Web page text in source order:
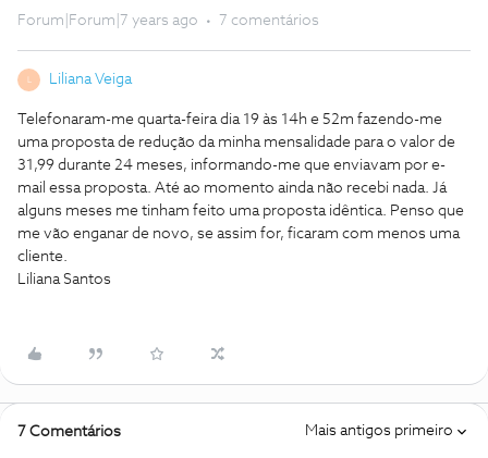
Forum|Forum|7 years ago 7 comentários
Liliana Veiga
Telefonaram-me quarta-feira dia 19 às 14h e 52m fazendo-me
uma proposta de redução da minha mensalidade para o valor de
31,99 durante 24 meses, informando-me que enviavam por e-
mail essa proposta. Até ao momento ainda não recebi nada. Já
alguns meses me tinham feito uma proposta idêntica. Penso que
me vão enganar de novo, se assim for, ficaram com menos uma
cliente.
Liliana Santos
7 Comentários Mais antigos primeiro